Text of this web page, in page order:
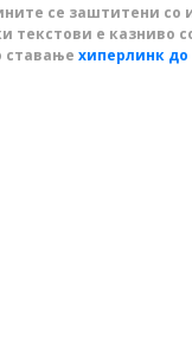
се заштитени со
текстови е казниво
ставање хиперлинк